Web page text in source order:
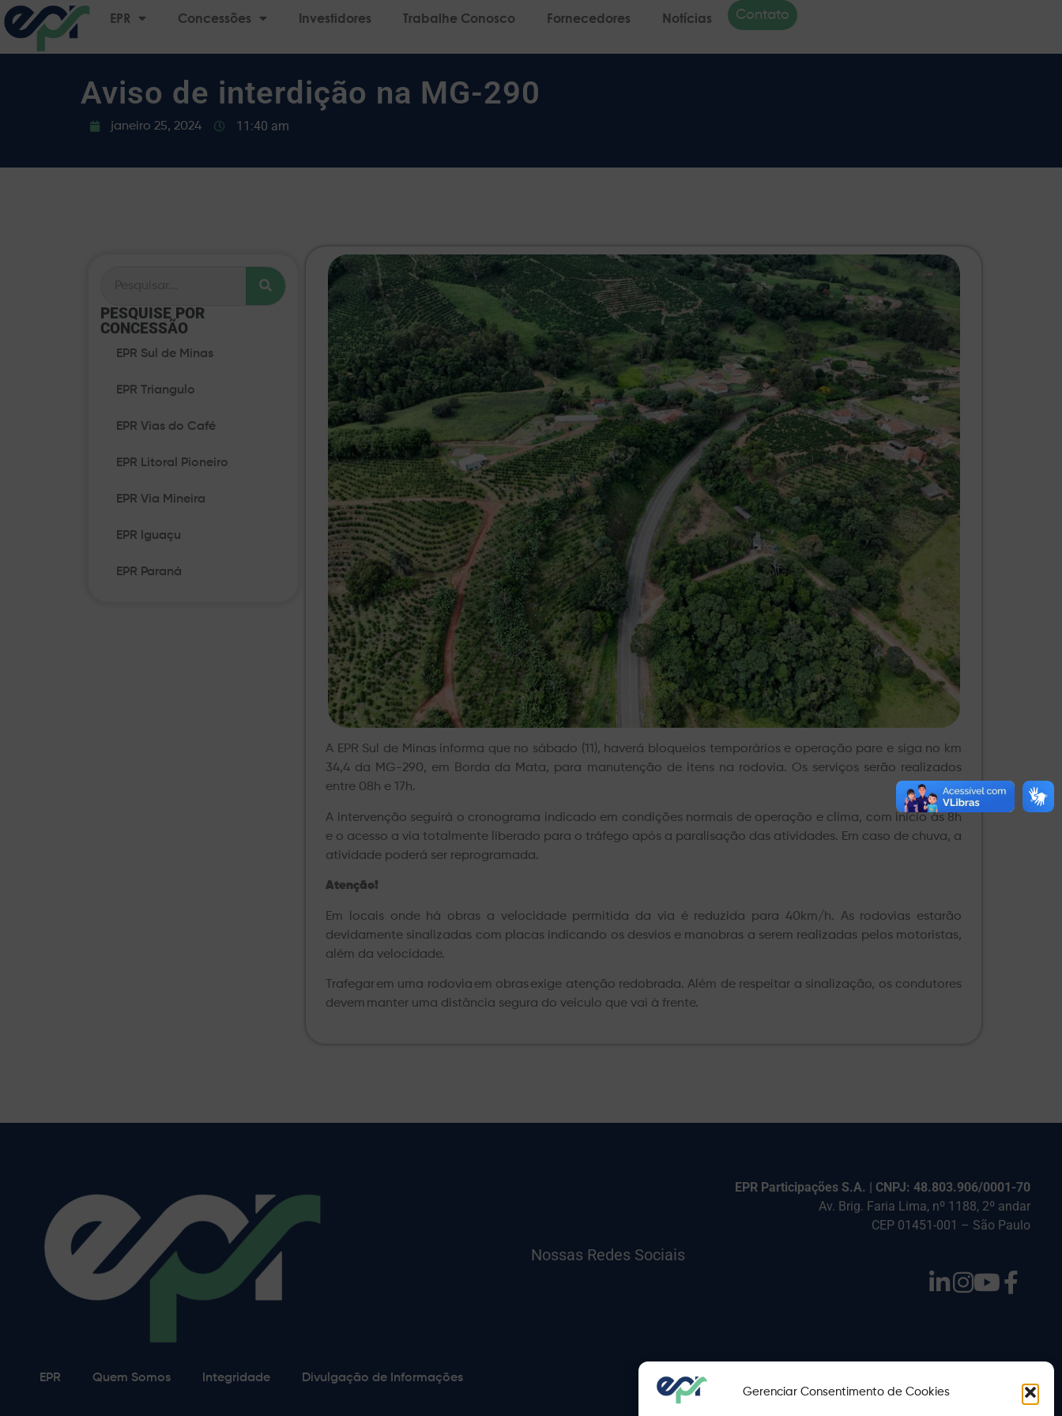
Gerenciar Consentimento de Cookies
EPR Concessões Investidores Trabalhe Conosco Fornecedores Notícias Contato
Aviso de interdição na MG-290
janeiro 25, 2024 11:40 am
PESQUISE POR
CONCESSÃO​
EPR Sul de Minas
EPR Triangulo
EPR Vias do Café
EPR Litoral Pioneiro
EPR Via Mineira
EPR Iguaçu
EPR Paraná
A EPR Sul de Minas informa que no sábado (11), haverá bloqueios temporários e operação pare e siga no km
34,4 da MG-290, em Borda da Mata, para manutenção de itens na rodovia. Os serviços serão realizados
entre 08h e 17h.
A intervenção seguirá o cronograma indicado em condições normais de operação e clima, com início às 8h
e o acesso a via totalmente liberado para o tráfego após a paralisação das atividades. Em caso de chuva, a
atividade poderá ser reprogramada.
Atenção!
Em locais onde há obras a velocidade permitida da via é reduzida para 40km/h. As rodovias estarão
devidamente sinalizadas com placas indicando os desvios e manobras a serem realizadas pelos motoristas,
além da velocidade.
Trafegar em uma rodovia em obras exige atenção redobrada. Além de respeitar a sinalização, os condutores
devem manter uma distância segura do veículo que vai à frente.
EPR Participações S.A. | CNPJ: 48.803.906/0001-70
Av. Brig. Faria Lima, nº 1188, 2º andar
CEP 01451-001 – São Paulo
Nossas Redes Sociais
EPR Quem Somos Integridade Divulgação de Informações